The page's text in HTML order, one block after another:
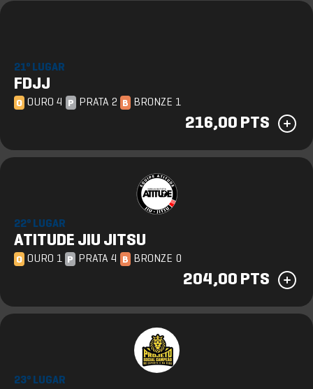
21º LUGAR
FDJJ
O OURO 4 P PRATA 2 B BRONZE 1
216,00 PTS
22º LUGAR
ATITUDE JIU JITSU
O OURO 1 P PRATA 4 B BRONZE 0
204,00 PTS
23º LUGAR